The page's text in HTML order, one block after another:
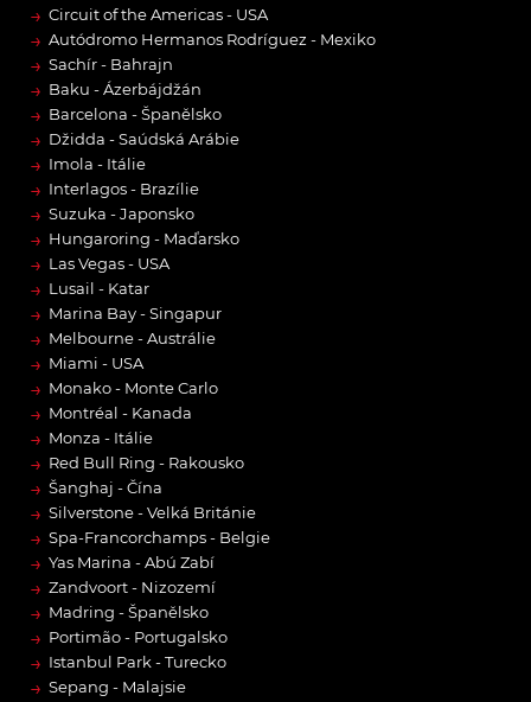
→ Circuit of the Americas - USA
→ Autódromo Hermanos Rodríguez - Mexiko
→ Sachír - Bahrajn
→ Baku - Ázerbájdžán
→ Barcelona - Španělsko
→ Džidda - Saúdská Arábie
→ Imola - Itálie
→ Interlagos - Brazílie
→ Suzuka - Japonsko
→ Hungaroring - Maďarsko
→ Las Vegas - USA
→ Lusail - Katar
→ Marina Bay - Singapur
→ Melbourne - Austrálie
→ Miami - USA
→ Monako - Monte Carlo
→ Montréal - Kanada
→ Monza - Itálie
→ Red Bull Ring - Rakousko
→ Šanghaj - Čína
→ Silverstone - Velká Británie
→ Spa-Francorchamps - Belgie
→ Yas Marina - Abú Zabí
→ Zandvoort - Nizozemí
→ Madring - Španělsko
→ Portimão - Portugalsko
→ Istanbul Park - Turecko
→ Sepang - Malajsie